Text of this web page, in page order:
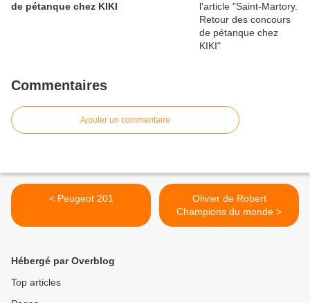
de pétanque chez KIKI
Commentaires
Ajouter un commentaire
< Peugeot 201
Olivier de Robert
Champions du monde >
Hébergé par Overblog
Top articles